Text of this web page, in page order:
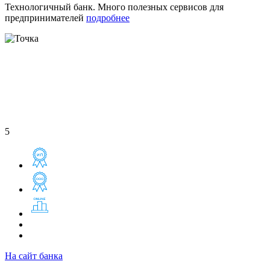
Технологичный банк. Много полезных сервисов для
предпринимателей подробнее
5
На сайт банка